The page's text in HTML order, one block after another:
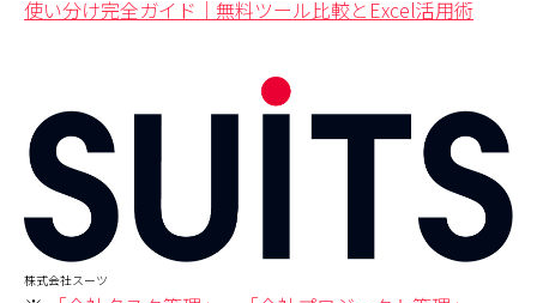
使い分け完全ガイド｜無料ツール比較とExcel活用術
株式会社スーツ